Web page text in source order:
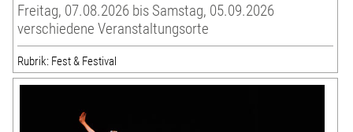
Freitag, 07.08.2026 bis Samstag, 05.09.2026
verschiedene Veranstaltungsorte
Rubrik: Fest & Festival